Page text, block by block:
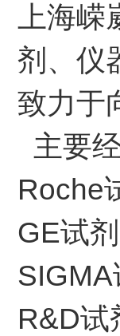
上海
剂、仪
致力于
主要
Roche
GE试
R&D试